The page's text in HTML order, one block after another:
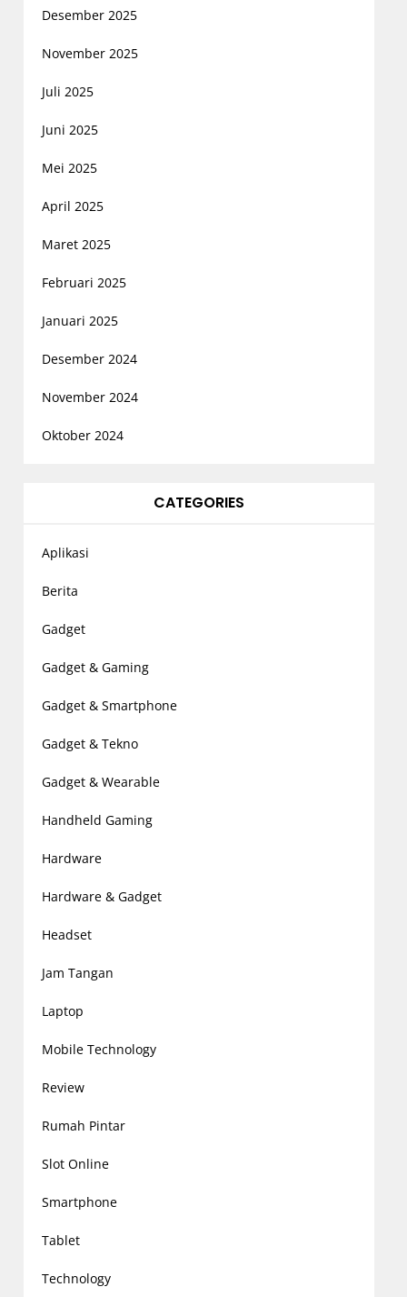
Desember 2025
November 2025
Juli 2025
Juni 2025
Mei 2025
April 2025
Maret 2025
Februari 2025
Januari 2025
Desember 2024
November 2024
Oktober 2024
CATEGORIES
Aplikasi
Berita
Gadget
Gadget & Gaming
Gadget & Smartphone
Gadget & Tekno
Gadget & Wearable
Handheld Gaming
Hardware
Hardware & Gadget
Headset
Jam Tangan
Laptop
Mobile Technology
Review
Rumah Pintar
Slot Online
Smartphone
Tablet
Technology